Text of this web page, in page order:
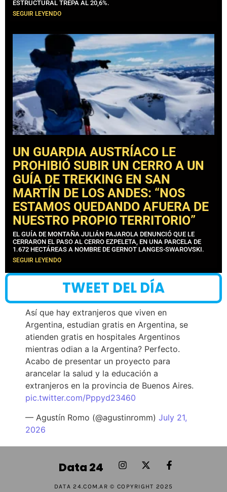
ESTRUCTURAL TREPA AL 20,6%.
SEGUIR LEYENDO
UN GUARDIA AUSTRÍACO LE
PROHIBIÓ SUBIR UN CERRO A UN
GUÍA DE TREKKING EN SAN
MARTÍN DE LOS ANDES: “NOS
ESTAMOS QUEDANDO AFUERA DE
NUESTRO PROPIO TERRITORIO”
EL GUÍA DE MONTAÑA JULIÁN PAJAROLA DENUNCIÓ QUE LE
CERRARON EL PASO AL CERRO EZPELETA, EN UNA PARCELA DE
1.672 HECTÁREAS A NOMBRE DE GERNOT LANGES-SWAROVSKI.
SEGUIR LEYENDO
TWEET DEL DÍA
Así que hay extranjeros que viven en
Argentina, estudian gratis en Argentina, se
atienden gratis en hospitales Argentinos
mientras odian a la Argentina? Perfecto.
Acabo de presentar un proyecto para
arancelar la salud y la educación a
extranjeros en la provincia de Buenos Aires.
pic.twitter.com/Pppyd23460
— Agustín Romo (@agustinromm) July 21,
2026
Data 24
DATA 24.COM.AR © COPYRIGHT 2025